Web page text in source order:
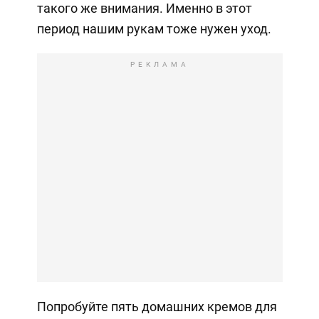
такого же внимания. Именно в этот
период нашим рукам тоже нужен уход.
РЕКЛАМА
Попробуйте пять домашних кремов для